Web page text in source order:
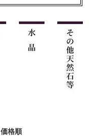
価格順